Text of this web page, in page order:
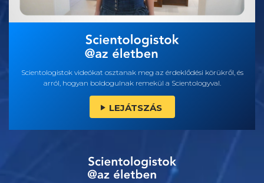
Scientologistok videókat osztanak meg az érdeklődési körükről, és
arról, hogyan boldogulnak remekül a Scientologyval.
LEJÁTSZÁS